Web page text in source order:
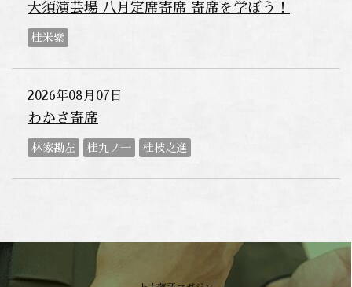
大須演芸場 八月定席寄席 寄席を学ぼう！
桂米紫
2026年08月07日
わかさ寄席
林家勘左 桂九ノ一 桂枝之進